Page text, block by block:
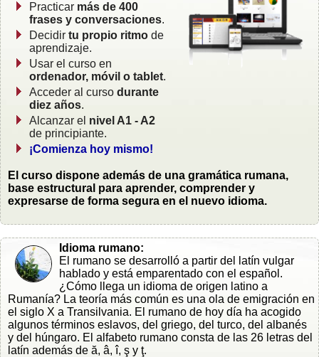
Practicar más de 400
frases y conversaciones.
Decidir tu propio ritmo de
aprendizaje.
Usar el curso en
ordenador, móvil o tablet.
Acceder al curso durante
diez años.
Alcanzar el nivel A1 - A2
de principiante.
¡Comienza hoy mismo!
El curso dispone además de una gramática rumana,
base estructural para aprender, comprender y
expresarse de forma segura en el nuevo idioma.
Idioma rumano:
El rumano se desarrolló a partir del latín vulgar
hablado y está emparentado con el español.
¿Cómo llega un idioma de origen latino a
Rumanía? La teoría más común es una ola de emigración en
el siglo X a Transilvania. El rumano de hoy día ha acogido
algunos términos eslavos, del griego, del turco, del albanés
y del húngaro. El alfabeto rumano consta de las 26 letras del
latín además de ă, â, î, ş y ţ.